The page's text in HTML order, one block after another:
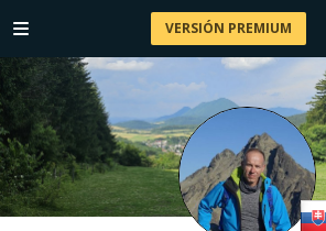
VERSIÓN PREMIUM